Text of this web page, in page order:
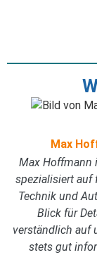
Max
Max Hoffmann
spezialisiert auf
Technik und
Blick für
verständlich auf
stets gut